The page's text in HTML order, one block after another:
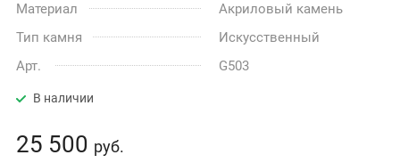
Материал
Акриловый камень
Тип камня
Искусственный
Арт.
G503
В наличии
25 500 руб.